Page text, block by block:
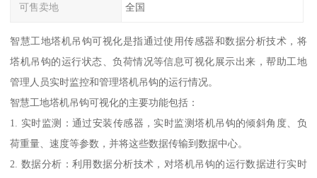
可售卖地 全国
智慧工地塔机吊钩可视化是指通过使用传感器和数据分析技术，将
塔机吊钩的运行状态、负荷情况等信息可视化展示出来，帮助工地
管理人员实时监控和管理塔机吊钩的运行情况。
智慧工地塔机吊钩可视化的主要功能包括：
1. 实时监测：通过安装传感器，实时监测塔机吊钩的倾斜角度、负
荷重量、速度等参数，并将这些数据传输到数据中心。
2. 数据分析：利用数据分析技术，对塔机吊钩的运行数据进行实时